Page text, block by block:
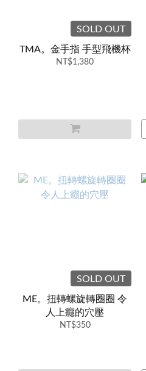
SOLD OUT
TMA。金手指 手型飛機杯
NT$1,380
SOLD OUT
ME。扭轉螺旋轉圈圈 令
人上癮的穴壓
NT$350